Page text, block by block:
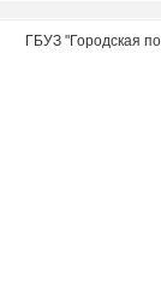
ГБУЗ "Городская